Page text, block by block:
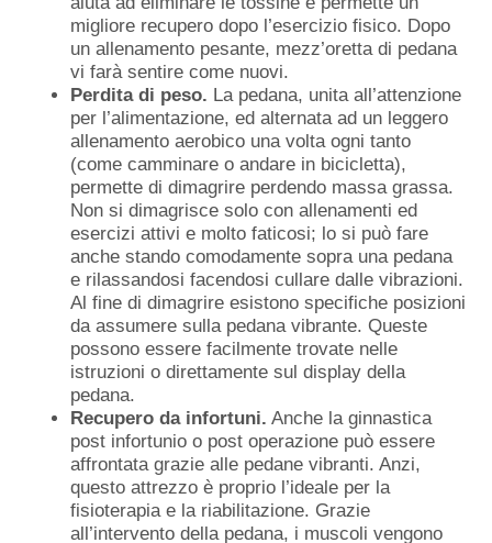
migliore recupero dopo l’esercizio fisico. Dopo
un allenamento pesante, mezz’oretta di pedana
vi farà sentire come nuovi.
Perdita di peso. La pedana, unita all’attenzione
per l’alimentazione, ed alternata ad un leggero
allenamento aerobico una volta ogni tanto
(come camminare o andare in bicicletta),
permette di dimagrire perdendo massa grassa.
Non si dimagrisce solo con allenamenti ed
esercizi attivi e molto faticosi; lo si può fare
anche stando comodamente sopra una pedana
e rilassandosi facendosi cullare dalle vibrazioni.
Al fine di dimagrire esistono specifiche posizioni
da assumere sulla pedana vibrante. Queste
possono essere facilmente trovate nelle
istruzioni o direttamente sul display della
pedana.
Recupero da infortuni. Anche la ginnastica
post infortunio o post operazione può essere
affrontata grazie alle pedane vibranti. Anzi,
questo attrezzo è proprio l’ideale per la
fisioterapia e la riabilitazione. Grazie
all’intervento della pedana, i muscoli vengono